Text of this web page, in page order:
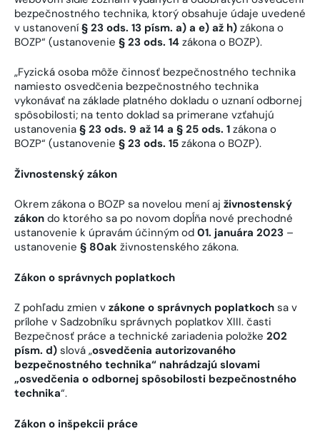
bezpečnostného technika, ktorý obsahuje údaje uvedené
v ustanovení§ 23 ods. 13 písm. a) a e) až h) zákona o
BOZP“ (ustanovenie § 23 ods. 14 zákona o BOZP).
„Fyzická osoba môže činnosť bezpečnostného technika
namiesto osvedčenia bezpečnostného technika
vykonávať na základe platného dokladu o uznaní odbornej
spôsobilosti; na tento doklad sa primerane vzťahujú
ustanovenia § 23 ods. 9 až 14 a § 25 ods. 1 zákona o
BOZP“ (ustanovenie § 23 ods. 15 zákona o BOZP).
Živnostenský zákon
Okrem zákona o BOZP sa novelou mení aj živnostenský
zákon do ktorého sa po novom dopĺňa nové prechodné
ustanovenie k úpravám účinným od 01. januára 2023 –
ustanovenie § 80ak živnostenského zákona.
Zákon o správnych poplatkoch
Z pohľadu zmien v zákone o správnych poplatkoch sa v
prílohe v Sadzobníku správnych poplatkov XIII. časti
Bezpečnosť práce a technické zariadenia položke 202
písm. d) slová „osvedčenia autorizovaného
bezpečnostného technika“ nahrádzajú slovami
„osvedčenia o odbornej spôsobilosti bezpečnostného
technika“.
Zákon o inšpekcii práce